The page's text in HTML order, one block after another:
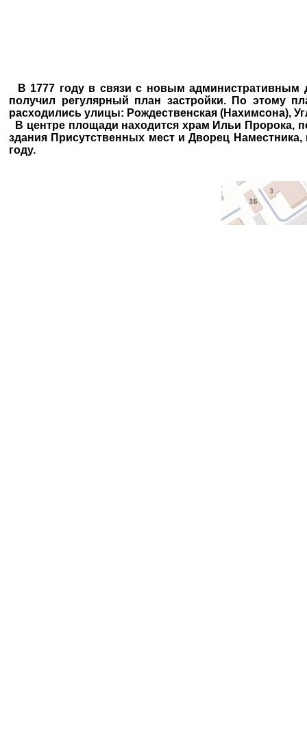
В 1777 году в связи с новым административным
получил регулярный план застройки. По этому
расходились улицы: Рождественская (Нахимсона),
В центре площади находится храм Ильи Пророка,
здания Присутственных мест и Дворец Наместника,
году.